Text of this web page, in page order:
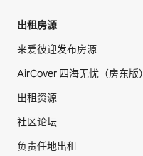
出租房源
来爱彼迎发布房源
AirCover 四海无忧（房东版）
出租资源
社区论坛
负责任地出租